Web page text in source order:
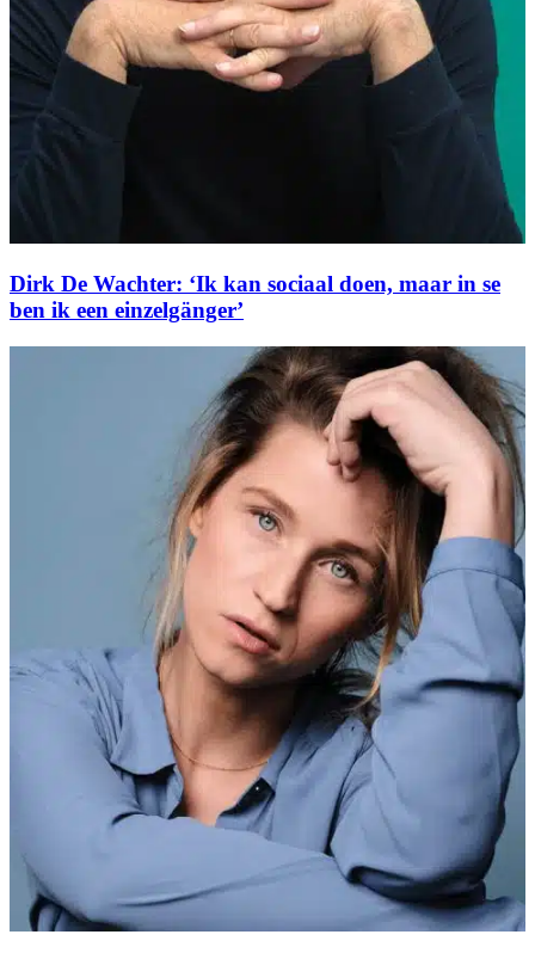
Dirk De Wachter: ‘Ik kan sociaal doen, maar in se
ben ik een einzelgänger’